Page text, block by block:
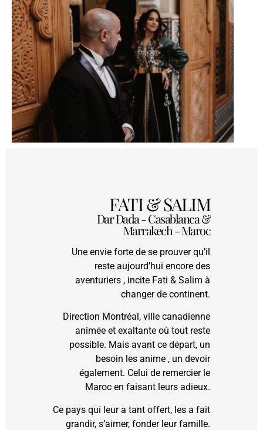
FATI & SALIM
Dar Dada - Casablanca &
Marrakech - Maroc
Une envie forte de se prouver qu’il
reste aujourd’hui encore des
aventuriers , incite Fati & Salim à
changer de continent.
Direction Montréal, ville canadienne
animée et exaltante où tout reste
possible. Mais avant ce départ, un
besoin les anime , un devoir
également. Celui de remercier le
Maroc en faisant leurs adieux.
Ce pays qui leur a tant offert, les a fait
grandir, s’aimer, fonder leur famille.